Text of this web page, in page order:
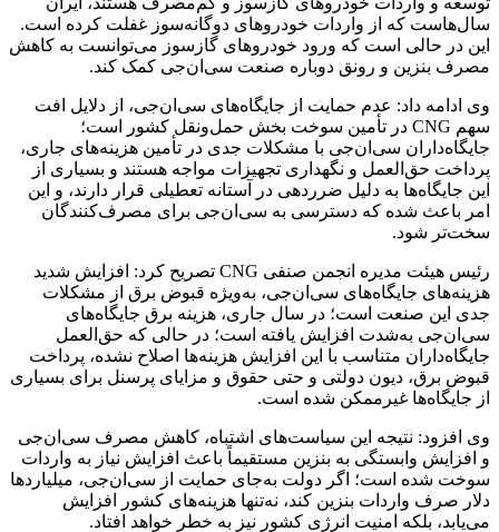
سال‌هاست که از واردات خودروهای دوگانه‌سوز غفلت کرده است.
این در حالی است که ورود خودروهای گازسوز می‌توانست به کاهش
مصرف بنزین و رونق دوباره صنعت سی‌ان‌جی کمک کند.
وی ادامه داد: عدم حمایت از جایگاه‌های سی‌ان‌جی، از دلایل افت
سهم CNG در تأمین سوخت بخش حمل‌ونقل کشور است؛
جایگاه‌داران سی‌ان‌جی با مشکلات جدی در تأمین هزینه‌های جاری،
پرداخت حق‌العمل و نگهداری تجهیزات مواجه هستند و بسیاری از
این جایگاه‌ها به دلیل ضرردهی در آستانه تعطیلی قرار دارند، و این
امر باعث شده که دسترسی به سی‌ان‌جی برای مصرف‌کنندگان
سخت‌تر شود.
رئیس هیئت مدیره انجمن صنفی CNG‌ تصریح کرد: افزایش شدید
هزینه‌های جایگاه‌های سی‌ان‌جی، به‌ویژه قبوض برق از مشکلات
جدی این صنعت است؛ در سال جاری، هزینه برق جایگاه‌های
سی‌ان‌جی به‌شدت افزایش یافته است؛ در حالی که حق‌العمل
جایگاه‌داران متناسب با این افزایش هزینه‌ها اصلاح نشده، پرداخت
قبوض برق، دیون دولتی و حتی حقوق و مزایای پرسنل برای بسیاری
از جایگاه‌ها غیرممکن شده است.
وی افزود: نتیجه این سیاست‌های اشتباه، کاهش مصرف سی‌ان‌جی
و افزایش وابستگی به بنزین مستقیماً باعث افزایش نیاز به واردات
سوخت شده است؛ اگر دولت به‌جای حمایت از سی‌ان‌جی، میلیاردها
دلار صرف واردات بنزین کند، نه‌تنها هزینه‌های کشور افزایش
می‌یابد، بلکه امنیت انرژی کشور نیز به خطر خواهد افتاد.